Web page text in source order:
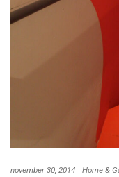
november 30, 2014 Home &